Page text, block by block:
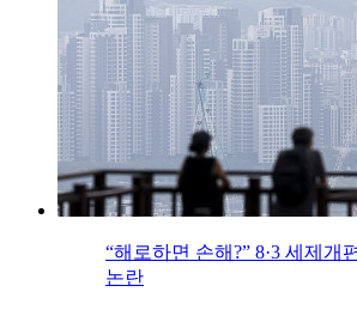
“해로하면 손해?” 8·3 세제개
논란